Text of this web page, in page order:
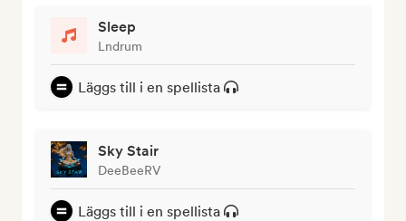
Sleep
Lndrum
Läggs till i en spellista
Sky Stair
DeeBeeRV
Läggs till i en spellista